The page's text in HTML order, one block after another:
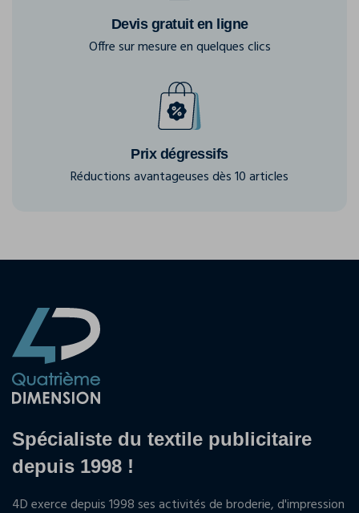
Devis gratuit en ligne
Offre sur mesure en quelques clics
Prix dégressifs
Réductions avantageuses dès 10 articles
Spécialiste du textile publicitaire
depuis 1998 !
4D exerce depuis 1998 ses activités de broderie, d'impression